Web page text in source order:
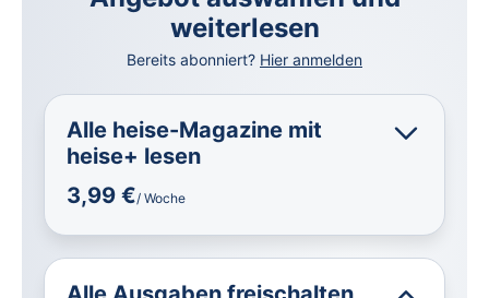
weiterlesen
Bereits abonniert? Hier anmelden
Alle heise-Magazine mit
heise+ lesen
3,99 €/ Woche